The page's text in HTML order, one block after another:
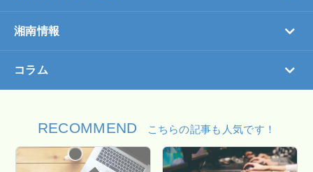
湘南情報
コラム
RECOMMEND こちらの記事も人気です！